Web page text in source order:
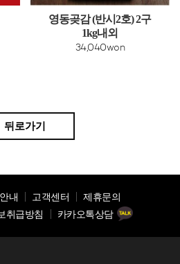
영동곶감 (반시2호) 2구
1kg내외
34,040won
뒤로가기
내 고객센터
제휴문의
취급방침 카카오톡상담